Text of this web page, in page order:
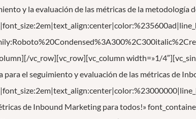
y la evaluación de las métricas de la metodología
vc_row][vc_row][vc_column width=»1/
el seguimiento y evaluación de las métricas de
de Inbound Marketing para todos!»